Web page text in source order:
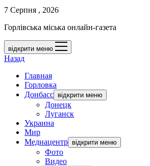
7 Серпня , 2026
Горлівська міська онлайн-газета
відкрити меню
Назад
Главная
Горловка
Донбасс відкрити меню
Донецк
Луганск
Украина
Мир
Медиацентр відкрити меню
Фото
Видео